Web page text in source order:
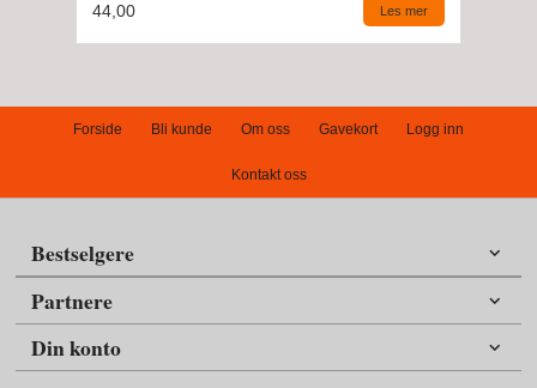
44,00 Les mer
Forside Bli kunde Om oss Gavekort Logg inn
Kontakt oss
Bestselgere
Partnere
Din konto